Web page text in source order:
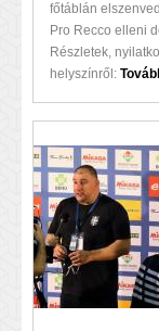
főtáblán
Pro Recco elleni
Részletek,
helyszínről: